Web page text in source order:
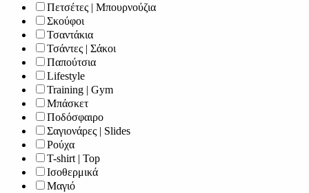
Πετσέτες | Μπουρνούζια
Σκούφοι
Τσαντάκια
Τσάντες | Σάκοι
Παπούτσια
Lifestyle
Training | Gym
Μπάσκετ
Ποδόσφαιρο
Σαγιονάρες | Slides
Ρούχα
T-shirt | Top
Ισοθερμικά
Μαγιό